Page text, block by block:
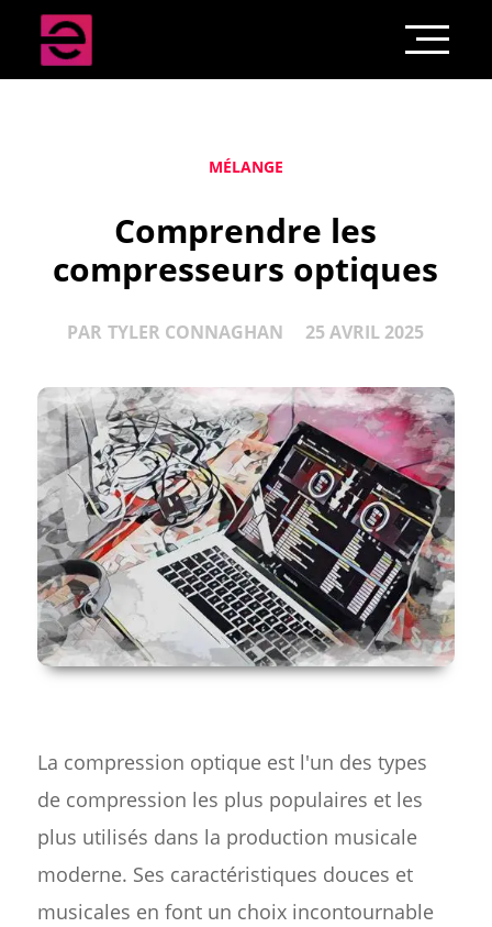
MÉLANGE
Comprendre les
compresseurs optiques
PAR TYLER CONNAGHAN 25 AVRIL 2025
La compression optique est l'un des types
de compression les plus populaires et les
plus utilisés dans la production musicale
moderne. Ses caractéristiques douces et
musicales en font un choix incontournable